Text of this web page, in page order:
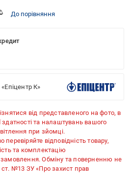
До порівняння
К»
від представленого на фото, в
здатності та налаштувань вашого
при зйомці.
відповідність товару,
та комплектацію
замовлення. Обміну та поверненню не
ст. №13 ЗУ «Про захист прав